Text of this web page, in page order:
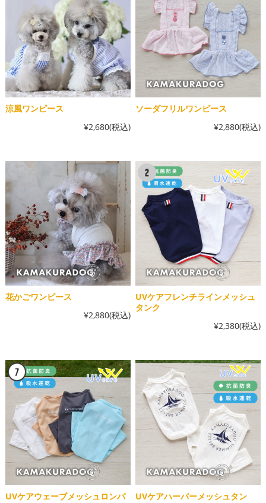
涼風ワンピース
¥2,680(税込)
ソーダフリルワンピース
¥2,880(税込)
花かごワンピース
¥2,880(税込)
UVケアフレンチラインメッシュ
タンク
¥2,380(税込)
UVケアウェーブメッシュロンパ
UVケアハーバーメッシュタン